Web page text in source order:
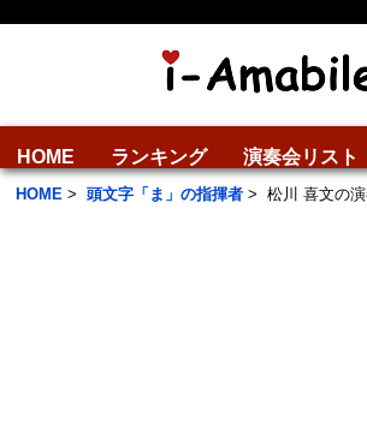
HOME ランキング 演奏会リスト
HOME > 頭文字「ま」の指揮者 > 松川 喜文の